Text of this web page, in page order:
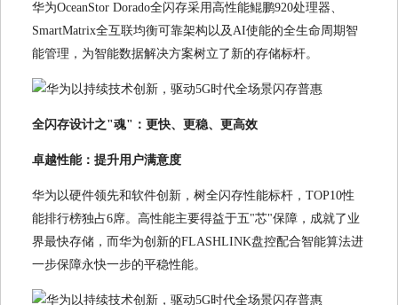
华为OceanStor Dorado全闪存采用高性能鲲鹏920处理器、
SmartMatrix全互联均衡可靠架构以及AI使能的全生命周期智
能管理，为智能数据解决方案树立了新的存储标杆。
全闪存设计之"魂"：更快、更稳、更高效
卓越性能：提升用户满意度
华为以硬件领先和软件创新，树全闪存性能标杆，TOP10性
能排行榜独占6席。高性能主要得益于五"芯"保障，成就了业
界最快存储，而华为创新的FLASHLINK盘控配合智能算法进
一步保障永快一步的平稳性能。